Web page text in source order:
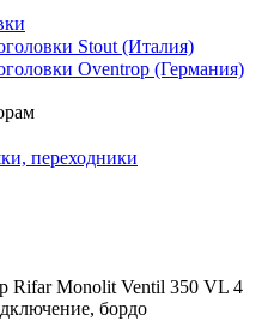
Stout (Италия)
Oventrop (Германия)
переходники
Rifar Monolit Ventil 350 VL 4
бордо